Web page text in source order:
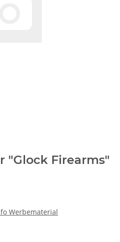
"Glock Firearms"
Werbematerial